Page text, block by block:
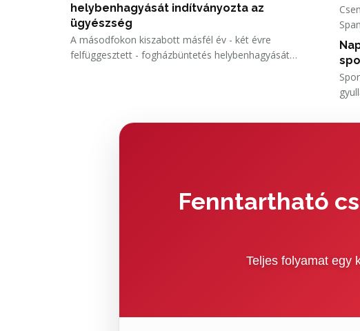
helybenhagyását indítványozta az
ügyészség
A másodfokon kiszabott másfél év - két évre
felfüggesztett - fogházbüntetés helybenhagyását
Fenntartható
Teljes folyamat egy